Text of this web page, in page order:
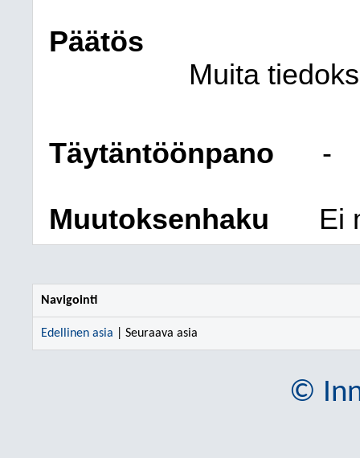
Päätös
Muita
Täytäntöönpano -
Muutoksenhaku Ei
Navigointi
Edellinen asia | Seuraava asia
©